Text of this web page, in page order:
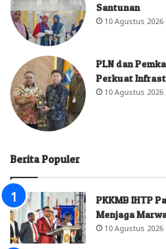
Santunan
10 Agustus 2026
PLN dan
Perkuat
10 Agustus 2026
Berita Populer
PKKMB IHTP
Menjaga
10 Agustus 2026